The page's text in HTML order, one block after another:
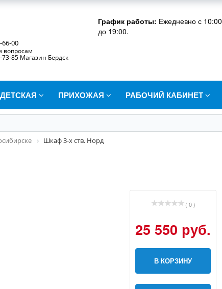
66-00
73-85 Магазин Бердск
График работы: Ежедневно с 10:00
до 19:00.
ДЕТСКАЯ ПРИХОЖАЯ РАБОЧИЙ КАБИНЕТ
Шкаф 3-х ств. Норд
( 0 )
25 550 руб.
В КОРЗИНУ